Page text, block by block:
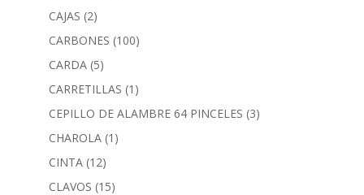
CAJAS (2)
CARBONES (100)
CARDA (5)
CARRETILLAS (1)
CEPILLO DE ALAMBRE 64 PINCELES (3)
CHAROLA (1)
CINTA (12)
CLAVOS (15)